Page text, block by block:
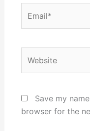
Save my
browser for the